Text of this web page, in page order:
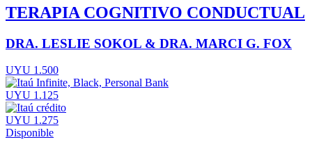
TERAPIA COGNITIVO CONDUCTUAL
DRA. LESLIE SOKOL & DRA. MARCI G. FOX
UYU 1.500
UYU 1.125
UYU 1.275
Disponible